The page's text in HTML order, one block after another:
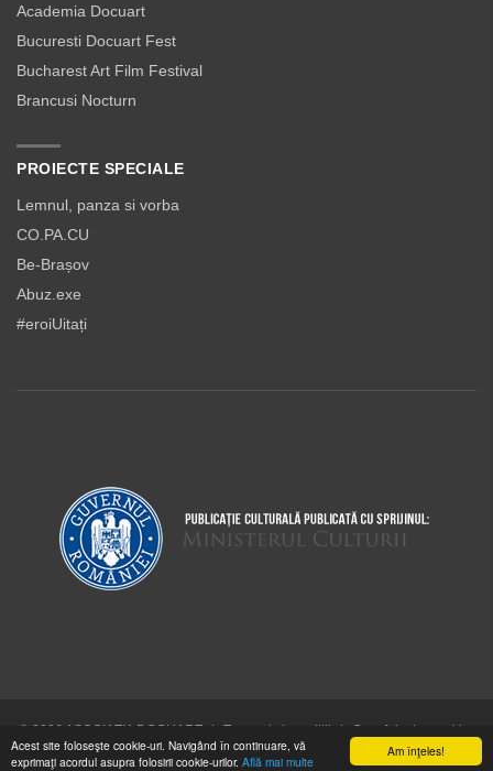
Am înţeles!
Acest site foloseşte cookie-uri. Navigând în continuare, vă
exprimaţi acordul asupra folosirii cookie-urilor. Află mai multe
Academia Docuart
Bucuresti Docuart Fest
Bucharest Art Film Festival
Brancusi Nocturn
PROIECTE SPECIALE
Lemnul, panza si vorba
CO.PA.CU
Be-Brașov
Abuz.exe
#eroiUitați
© 2026 ASOCIAŢIA DOCUART | Termeni şi condiţii |
Cum folosim cookie-
urile